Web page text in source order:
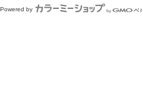
Powered by